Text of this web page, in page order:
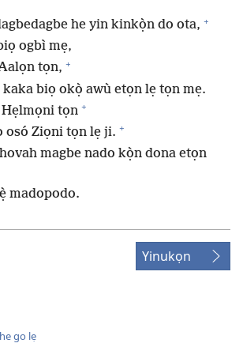
he yin kinkọ̀n do ota, +
ogbì mẹ,
tọn, +
kaka biọ okọ̀ awù etọn lẹ tọn mẹ.
tọn +
osó Ziọni tọn lẹ ji. +
magbe nado kọ̀n dona etọn
madopodo.
Yinukọn
go lẹ